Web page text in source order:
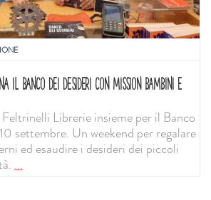
IL BANCO DEI DESIDERI CON MISSION BAMBINI E
Librerie insieme per il Banco
settembre. Un weekend per regalare
ed esaudire i desideri dei piccoli
...